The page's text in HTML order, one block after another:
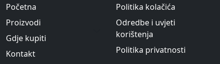
Početna
Proizvodi
Gdje kupiti
Kontakt
Politika kolačića
Odredbe i uvjeti
korištenja
Politika privatnosti